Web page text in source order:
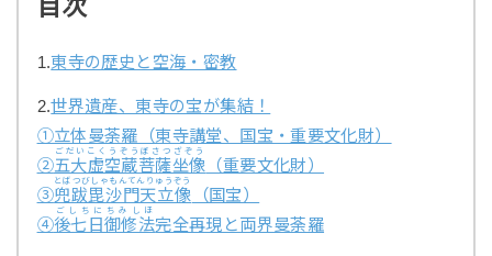
目次
1.東寺の歴史と空海・密教
2.世界遺産、東寺の宝が集結！
①立体曼荼羅（東寺講堂、国宝・重要文化財）
②五大虚空蔵菩薩坐像
ごだいこくうぞうぼさつざぞう
（重要文化財）
③兜跋毘沙門天立像
とばつびしゃもんてんりゅうぞう
（国宝）
④後七日御修法
ごしちにちみしほ
完全再現と両界曼荼羅